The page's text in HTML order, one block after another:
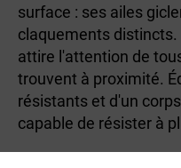
surface : ses ailes
claquements distincts.
attire l'attention de
trouvent à proximité.
résistants et d'un
capable de résister à